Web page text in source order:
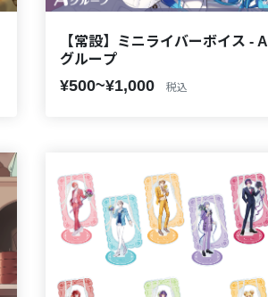
【常設】ミニライバーボイス - A
グループ
¥500~¥1,000 税込